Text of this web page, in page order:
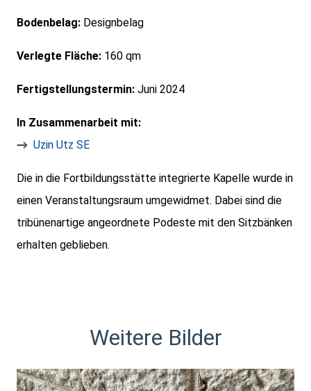
Bodenbelag: Designbelag
Verlegte Fläche: 160 qm
Fertigstellungstermin: Juni 2024
In Zusammenarbeit mit:
Uzin Utz SE
Die in die Fortbildungsstätte integrierte Kapelle wurde in
einen Veranstaltungsraum umgewidmet. Dabei sind die
tribünenartige angeordnete Podeste mit den Sitzbänken
erhalten geblieben.
Weitere Bilder